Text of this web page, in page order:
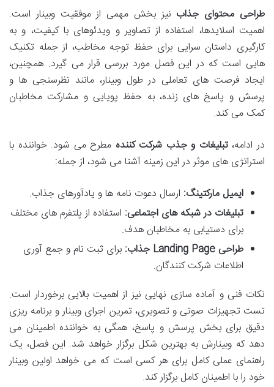
طراحی محتوای جذاب نیز بخش مهمی از موفقیت وبینار است.
اهمیت اسلایدها، استفاده از تصاویر و ویدئوهای با کیفیت، و به
کارگیری داستان سرایی برای حفظ توجه مخاطب، از جمله تکنیک
هایی است که در این فصل مورد بررسی قرار می گیرد. همچنین،
ایجاد فرصت های تعاملی در طول وبینار، مانند نظرسنجی ها و
پرسش و پاسخ های زنده، به حفظ پویایی و مشارکت مخاطبان
کمک می کند.
در ادامه،تبلیغات و جذب شرکت کننده مطرح می شود. خواننده با
استراتژی های موثر در این زمینه آشنا می شود، از جمله:
ایمیل مارکتینگ: ارسال دعوت نامه ها و یادآورهای جذاب.
تبلیغات در شبکه های اجتماعی: استفاده از پلتفرم های مختلف
برای دستیابی به مخاطبان هدف.
طراحی Landing Page جذاب:
برای ثبت نام و جمع آوری
اطلاعات شرکت کنندگان.
نکات فنی و آماده سازی نهایی نیز از اهمیت بالایی برخوردار است.
تست تجهیزات صوتی و تصویری، تمرین اجرای وبینار و برنامه ریزی
دقیق برای بخش پرسش و پاسخ، همگی به خواننده اطمینان می
دهد که وبینارش به بهترین شکل برگزار خواهد شد. این فصل، یک
راهنمای عملی کامل برای هر کسی است که می خواهد اولین وبینار
خود را با اطمینان کامل برگزار کند.